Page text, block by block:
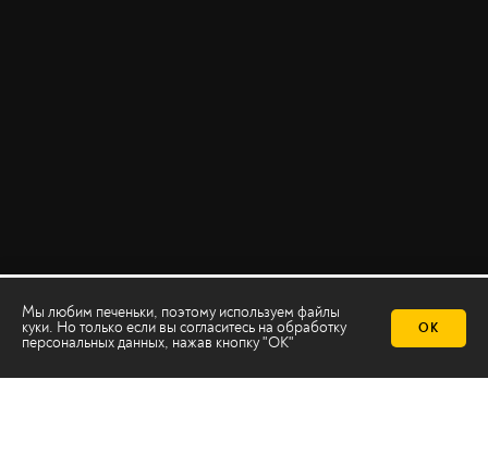
Мы любим печеньки, поэтому используем файлы
куки. Но только если вы согласитесь на обработку
персональных данных, нажав кнопку "ОК"
ОК